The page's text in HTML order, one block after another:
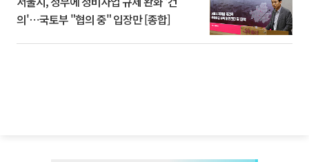
의'⋯국토부 "협의 중" 입장만 [종합]